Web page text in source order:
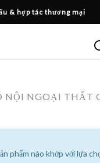
& hợp tác thương mại
NỘI NGOẠI THẤT
phẩm nào khớp với lựa